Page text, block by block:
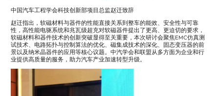
中国汽车工程学会科技创新部项目总监赵迁致辞
赵迁指出，软磁材料与器件的性能直接关系到整车的能效、安全性与可靠
性，高性能电驱系统和兆瓦级超充对软磁器件提出了更高、更迫切的要求，
软磁材料和器件技术的创新突破显得至关重要，本次研讨会聚焦EMC仿真测
试技术、电路拓扑与控制算法的优化、磁集成技术的深化、固态变压器的前
景以及纳米晶器件的应用等核心议题。中汽学会和联盟从多方面为企业和行
业提供高质量的服务，助力汽车产业加速转型升级。